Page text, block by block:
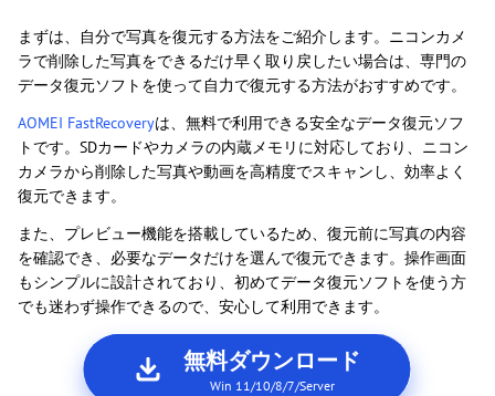
まずは、自分で写真を復元する方法をご紹介します。ニコンカメ
ラで削除した写真をできるだけ早く取り戻したい場合は、専門の
データ復元ソフトを使って自力で復元する方法がおすすめです。
AOMEI FastRecoveryは、無料で利用できる安全なデータ復元ソフ
トです。SDカードやカメラの内蔵メモリに対応しており、ニコン
カメラから削除した写真や動画を高精度でスキャンし、効率よく
復元できます。
また、プレビュー機能を搭載しているため、復元前に写真の内容
を確認でき、必要なデータだけを選んで復元できます。操作画面
もシンプルに設計されており、初めてデータ復元ソフトを使う方
でも迷わず操作できるので、安心して利用できます。
無料ダウンロード
Win 11/10/8/7/Server